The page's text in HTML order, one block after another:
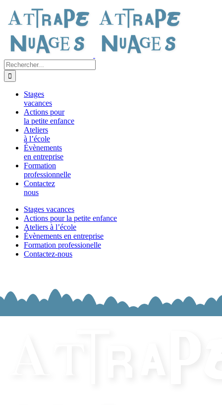
contenu
Rechercher:
Stages
vacances
Actions pour
la petite enfance
Ateliers
à l’école
Évènements
en entreprise
Formation
professionnelle
Contactez
nous
Stages vacances
Actions pour la petite enfance
Ateliers à l’école
Évènements en entreprise
Formation professionelle
Contactez-nous